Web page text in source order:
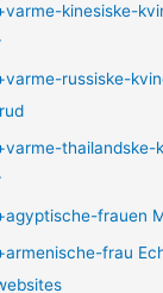
kinesiske-
russiske-
thailandske-
frauen
frau